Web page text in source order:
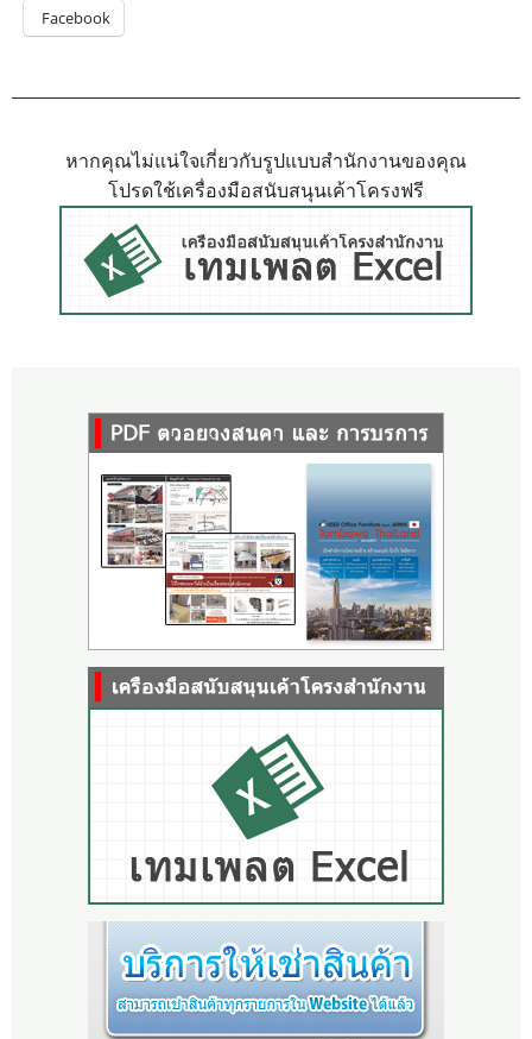
Facebook
หากคุณไม่แน่ใจเกี่ยวกับรูปแบบสำนักงานของคุณ
โปรดใช้เครื่องมือสนับสนุนเค้าโครงฟรี